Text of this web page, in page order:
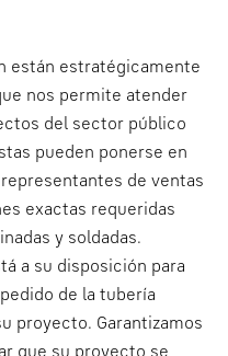
están estratégicamente
nos permite atender
del sector público
pueden ponerse en
de ventas
exactas requeridas
y soldadas.
a su disposición para
de la tubería
proyecto. Garantizamos
que su proyecto se